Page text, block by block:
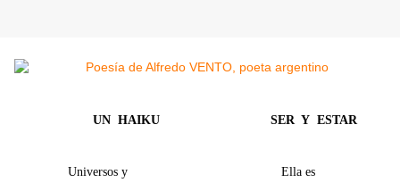
UN HAIKU SER Y ESTAR
Universos y Ella es